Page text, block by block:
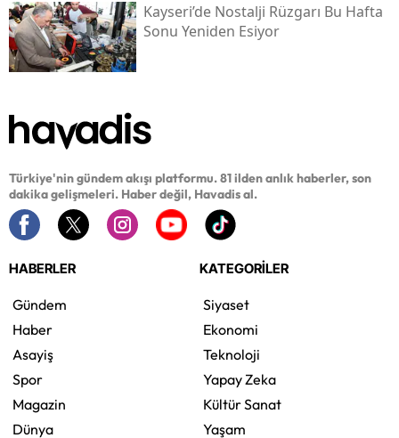
Kayseri’de Nostalji Rüzgarı Bu Hafta
Sonu Yeniden Esiyor
Türkiye'nin gündem akışı platformu. 81 ilden anlık haberler, son
dakika gelişmeleri. Haber değil, Havadis al.
HABERLER
Gündem
Haber
Asayiş
Spor
Magazin
Dünya
KATEGORİLER
Siyaset
Ekonomi
Teknoloji
Yapay Zeka
Kültür Sanat
Yaşam